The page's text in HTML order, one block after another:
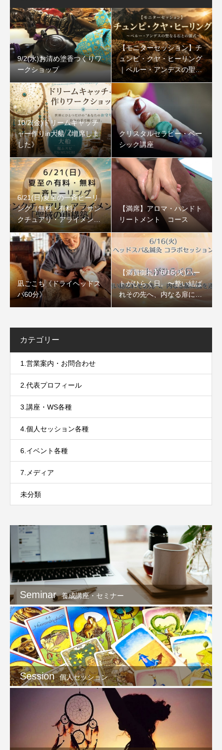
9/2(水)お清め塗香つくりワ
ークショップ
【モニターセッション】チ
ュンピ・クヤ・ヒーリング
｜ペルー・アンデスの聖な
る石
10/2(金)ドリームキャッチ
ャー作りin大船《増席しま
した》
クリスタルセラピー・ベー
シック講座
6/21(日)夏至の一斉ヒーリ
ング（無料・有料）：サン
クチュアリ・アライメント
「聖域の再構築」
【満席】アロマ・ハンドト
リートメント コース
凪ごこち《ドライヘッドス
パ60分》
【満員御礼】6/16(火)ハー
トがひらく日。〜整い結ば
れその先へ、内なる扉に風
を通すセッション〜
カテゴリー
1.営業案内・お問合わせ
2.代表プロフィール
3.講座・WS各種
4.個人セッション各種
6.イベント各種
7.メディア
未分類
Seminar 養成講座・セミナー
Session 個人セッション